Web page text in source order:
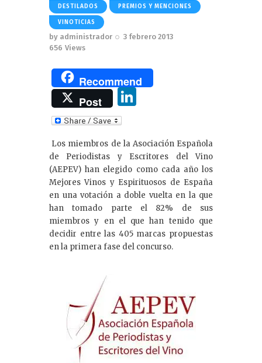
DESTILADOS PREMIOS Y MENCIONES
VINOTICIAS
by administrador
3 febrero 2013
656 Views
Recommend
Post
e
dI
n
Los miembros de la Asociación Española
de Periodistas y Escritores del Vino
(AEPEV) han elegido como cada año los
Mejores Vinos y Espirituosos de España
en una votación a doble vuelta en la que
han tomado parte el 82% de sus
miembros y en el que han tenido que
decidir entre las 405 marcas propuestas
en la primera fase del concurso.